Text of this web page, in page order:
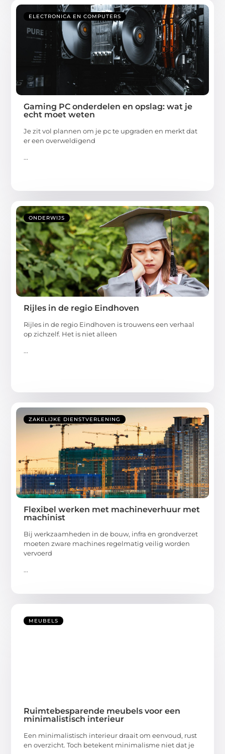
ELECTRONICA EN COMPUTERS
Gaming PC onderdelen en opslag: wat je
echt moet weten
Je zit vol plannen om je pc te upgraden en merkt dat
er een overweldigend
...
ONDERWIJS
Rijles in de regio Eindhoven
Rijles in de regio Eindhoven is trouwens een verhaal
op zichzelf. Het is niet alleen
...
ZAKELIJKE DIENSTVERLENING
Flexibel werken met machineverhuur met
machinist
Bij werkzaamheden in de bouw, infra en grondverzet
moeten zware machines regelmatig veilig worden
vervoerd
...
MEUBELS
Ruimtebesparende meubels voor een
minimalistisch interieur
Een minimalistisch interieur draait om eenvoud, rust
en overzicht. Toch betekent minimalisme niet dat je